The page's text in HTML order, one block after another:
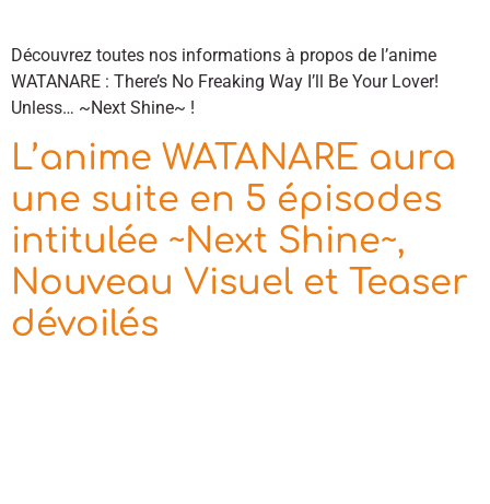
Découvrez toutes nos informations à propos de l’anime
WATANARE : There’s No Freaking Way I’ll Be Your Lover!
Unless… ~Next Shine~ !
L’anime WATANARE aura
une suite en 5 épisodes
intitulée ~Next Shine~,
Nouveau Visuel et Teaser
dévoilés